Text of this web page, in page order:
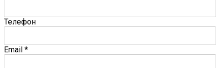
Телефон
Email *